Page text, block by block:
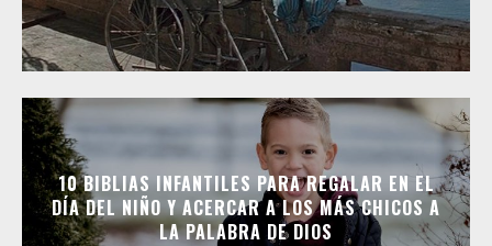
10 BIBLIAS INFANTILES PARA REGALAR EN EL
DÍA DEL NIÑO Y ACERCAR A LOS MÁS CHICOS A
LA PALABRA DE DIOS